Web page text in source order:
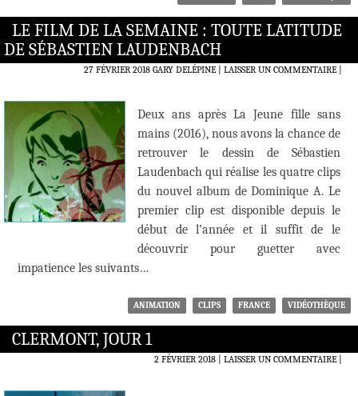
LE FILM DE LA SEMAINE : TOUTE LATITUDE
DE SÉBASTIEN LAUDENBACH
27 FÉVRIER 2018 GARY DELÉPINE LAISSER UN COMMENTAIRE|
Deux ans après La Jeune fille sans
mains (2016), nous avons la chance de
retrouver le dessin de Sébastien
Laudenbach qui réalise les quatre clips
du nouvel album de Dominique A. Le
premier clip est disponible depuis le
début de l’année et il suffit de le
découvrir pour guetter avec
impatience les suivants…
ANIMATION CLIPS FRANCE VIDÉOTHÈQUE
CLERMONT, JOUR 1
2 FÉVRIER 2018 LAISSER UN COMMENTAIRE|